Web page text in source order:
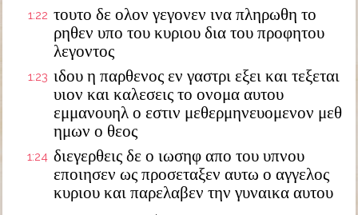
1:22 τουτο δε ολον γεγονεν ινα πληρωθη το
ρηθεν υπο του κυριου δια του προφητου
λεγοντος
1:23 ιδου η παρθενος εν γαστρι εξει και τεξεται
υιον και καλεσεις το ονομα αυτου
εμμανουηλ ο εστιν μεθερμηνευομενον μεθ
ημων ο θεος
1:24 διεγερθεις δε ο ιωσηφ απο του υπνου
εποιησεν ως προσεταξεν αυτω ο αγγελος
κυριου και παρελαβεν την γυναικα αυτου